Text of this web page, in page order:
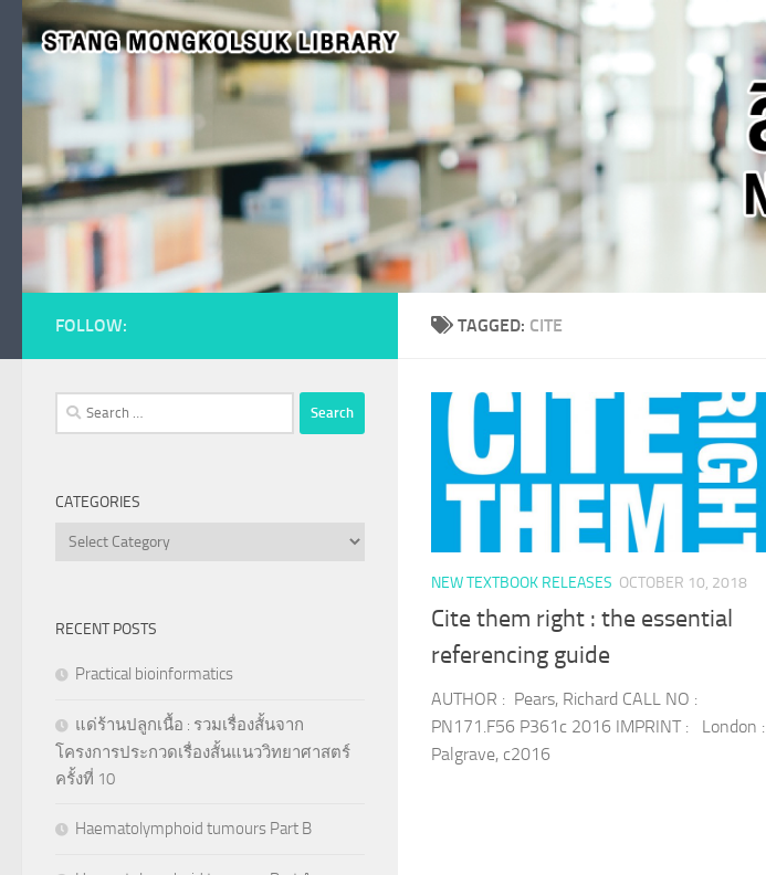
Skip to content
TAGGED: CITE
NEW TEXTBOOK RELEASES OCTOBER 10, 2018
Cite them right : the essential
referencing guide
AUTHOR : Pears, Richard CALL NO :
PN171.F56 P361c 2016 IMPRINT : London :
Palgrave, c2016
FOLLOW:
Search
for:
CATEGORIES
Categories
RECENT POSTS
Practical bioinformatics
แด่ร้านปลูกเนื้อ : รวมเรื่องสั้นจาก
โครงการประกวดเรื่องสั้นแนววิทยาศาสตร์
ครั้งที่ 10
Haematolymphoid tumours Part B